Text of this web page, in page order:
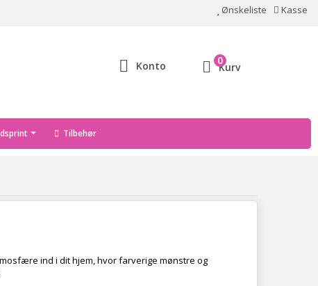
Ønskeliste Kasse
Konto Kurv
0
Tilbehør
ind i dit hjem, hvor farverige mønstre og